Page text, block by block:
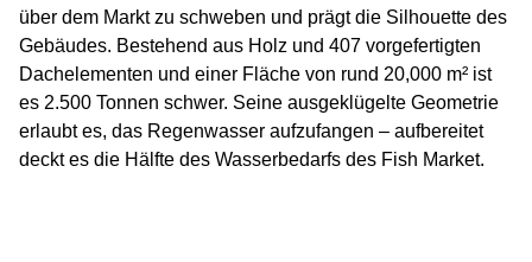
über dem Markt zu schweben und prägt die Silhouette des
Gebäudes. Bestehend aus Holz und 407 vorgefertigten
Dachelementen und einer Fläche von rund 20,000 m² ist
es 2.500 Tonnen schwer. Seine ausgeklügelte Geometrie
erlaubt es, das Regenwasser aufzufangen – aufbereitet
deckt es die Hälfte des Wasserbedarfs des Fish Market.